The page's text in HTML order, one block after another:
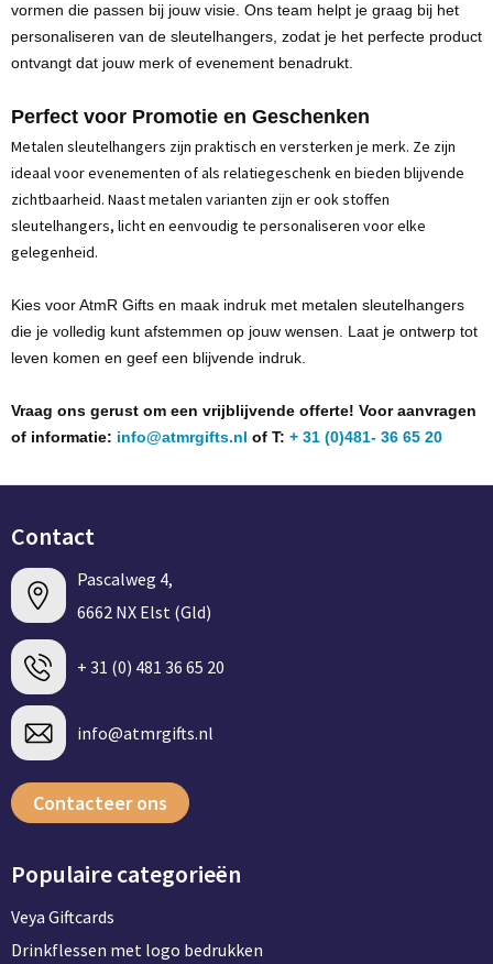
vormen die passen bij jouw visie. Ons team helpt je graag bij het
personaliseren van de sleutelhangers, zodat je het perfecte product
ontvangt dat jouw merk of evenement benadrukt.
Perfect voor Promotie en Geschenken
Metalen sleutelhangers zijn praktisch en versterken je merk. Ze zijn
ideaal voor evenementen of als relatiegeschenk en bieden blijvende
zichtbaarheid. Naast metalen varianten zijn er ook stoffen
sleutelhangers, licht en eenvoudig te personaliseren voor elke
gelegenheid.
Kies voor AtmR Gifts en maak indruk met metalen sleutelhangers
die je volledig kunt afstemmen op jouw wensen. Laat je ontwerp tot
leven komen en geef een blijvende indruk.
Vraag ons gerust om een vrijblijvende offerte! Voor aanvragen
of informatie: info@atmrgifts.nl of T: + 31 (0)481- 36 65 20
Contact
Pascalweg 4,
6662 NX Elst (Gld)
+ 31 (0) 481 36 65 20
info@atmrgifts.nl
Contacteer ons
Populaire categorieën
Veya Giftcards
Drinkflessen met logo bedrukken